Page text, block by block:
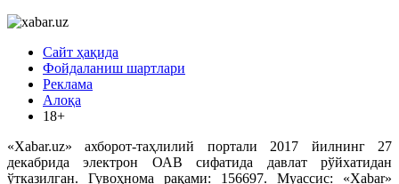
Сайт ҳақида
Фойдаланиш шартлари
Реклама
Алоқа
18+
«Xabar.uz» ахборот-таҳлилий портали 2017 йилнинг 27
декабрида электрон ОАВ сифатида давлат рўйхатидан
ўтказилган. Гувоҳнома рақами: 156697. Муассис: «Xabar»